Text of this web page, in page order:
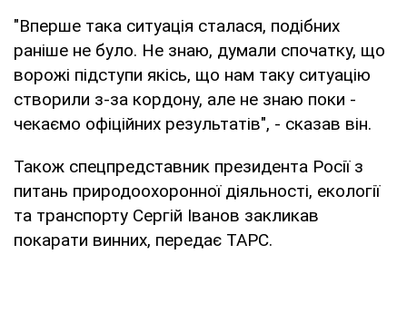
"Вперше така ситуація сталася, подібних
раніше не було. Не знаю, думали спочатку, що
ворожі підступи якісь, що нам таку ситуацію
створили з-за кордону, але не знаю поки -
чекаємо офіційних результатів", - сказав він.
Також спецпредставник президента Росії з
питань природоохоронної діяльності, екології
та транспорту Сергій Іванов закликав
покарати винних, передає ТАРС.